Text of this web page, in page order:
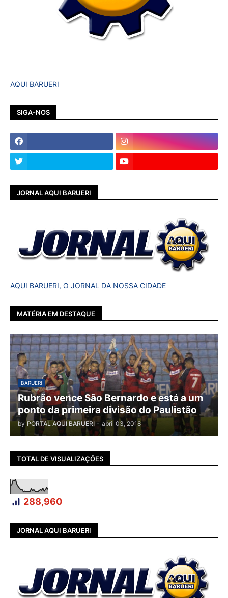
AQUI BARUERI
SIGA-NOS
JORNAL AQUI BARUERI
AQUI BARUERI, O JORNAL DA NOSSA CIDADE
MATÉRIA EM DESTAQUE
BARUERI
Rubrão vence São Bernardo e está a um
ponto da primeira divisão do Paulistão
by PORTAL AQUI BARUERI - abril 03, 2018
TOTAL DE VISUALIZAÇÕES
288,960
JORNAL AQUI BARUERI